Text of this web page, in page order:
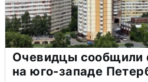
Очевидцы сообщили
на юго-западе